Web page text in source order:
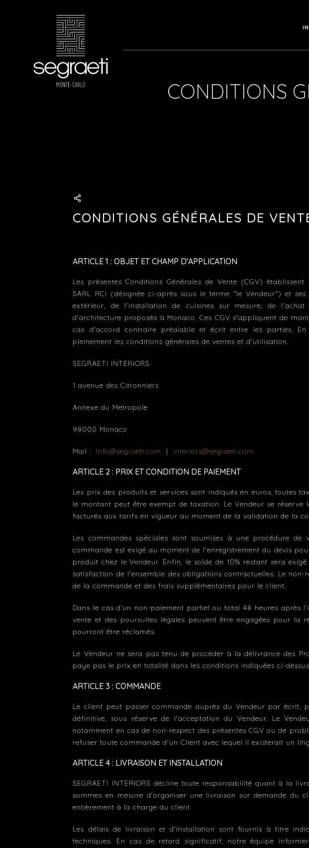
Projets & Réalisations
CONDITIONS
CONDITIONS GÉNÉRALES DE
­­ARTICLE 1 : OBJET ET CHAMP D'APPLICATION
Les présentes Conditions Générales de Vente (CGV)
SARL RCI (désignée ci-après sous le terme "le Vendeur") et
extérieur, de l'installation de cuisines sur mesure, de
d'architecture proposés à Monaco. Ces CGV s'appliquent de
cas d'accord contraire préalable et écrit entre les parties.
pleinement les conditions générales de ventes et d'utilisation.
SEGRAETI INTERIORS
1 avenue des Citronniers
Annexe du Metropole
98000 Monaco
Mail : info@segraeti.com | interiors@segraeti.com
ARTICLE 2 : PRIX ET CONDITION DE PAIEMENT
Les prix des produits et services sont indiqués en euros, toutes
le montant peut être exempt de taxation. Le Vendeur se
facturés aux tarifs en vigueur au moment de la validation de la
Les commandes spéciales sont soumises à une procédure
commande est exigé au moment de l'enregistrement du devis
produit chez le Vendeur. Enfin, le solde de 10% restant sera
satisfaction de l'ensemble des obligations contractuelles. Le
de la commande et des frais supplémentaires pour le client.
Dans le cas d’un non-paiement partiel ou total 48 heures après
vente et des poursuites légales peuvent être engagées pour la
pourront être réclamés.
Le Vendeur ne sera pas tenu de procéder à la délivrance des
paye pas le prix en totalité dans les conditions indiquées ci-
ARTICLE 3 : COMMANDE
Le client peut passer commande auprès du Vendeur par écrit,
définitive, sous réserve de l'acceptation du Vendeur. Le
notamment en cas de non-respect des présentes CGV ou de
refuser toute commande d'un Client avec lequel il existerait un
ARTICLE 4 : LIVRAISON ET INSTALLATION
SEGRAETI INTERIORS décline toute responsabilité quant à la
sommes en mesure d'organiser une livraison sur demande du
entièrement à la charge du client.
Les délais de livraison et d'installation sont fournis à titre
techniques. En cas de retard significatif, notre équipe